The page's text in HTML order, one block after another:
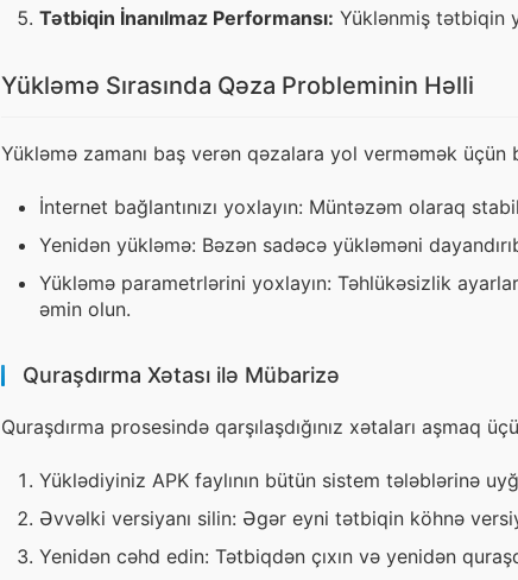
Tətbiqin İnanılmaz Performansı: Yüklənmiş tətbiqin
Yükləmə Sırasında Qəza Probleminin Həlli
Yükləmə zamanı baş verən qəzalara yol verməmək üçün
İnternet bağlantınızı yoxlayın: Müntəzəm olaraq
Yenidən yükləmə: Bəzən sadəcə yükləməni
Yükləmə parametrlərini yoxlayın: Təhlükəsizlik
əmin olun.
Quraşdırma Xətası ilə Mübarizə
Quraşdırma prosesində qarşılaşdığınız xətaları aşmaq
Yüklədiyiniz APK faylının bütün sistem tələblərinə
Əvvəlki versiyanı silin: Əgər eyni tətbiqin köhnə
Yenidən cəhd edin: Tətbiqdən çıxın və yenidən